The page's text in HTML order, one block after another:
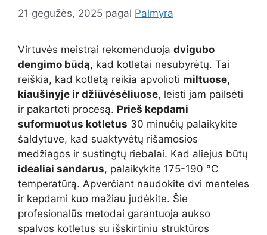
21 gegužės, 2025 pagal Palmyra
Virtuvės meistrai rekomenduoja dvigubo
dengimo būdą, kad kotletai nesubyrėtų. Tai
reiškia, kad kotletą reikia apvolioti miltuose,
kiaušinyje ir džiūvėsėliuose, leisti jam pailsėti
ir pakartoti procesą. Prieš kepdami
suformuotus kotletus 30 minučių palaikykite
šaldytuve, kad suaktyvėtų rišamosios
medžiagos ir sustingtų riebalai. Kad aliejus būtų
idealiai sandarus, palaikykite 175-190 °C
temperatūrą. Apverčiant naudokite dvi menteles
ir kepdami kuo mažiau judėkite. Šie
profesionalūs metodai garantuoja aukso
spalvos kotletus su išskirtiniu struktūros